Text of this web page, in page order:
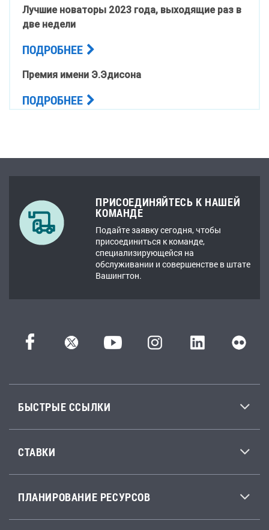
Лучшие новаторы 2023 года, выходящие раз в
две недели
ПОДРОБНЕЕ
Премия имени Э.Эдисона
ПОДРОБНЕЕ
ПРИСОЕДИНЯЙТЕСЬ К НАШЕЙ
КОМАНДЕ
Подайте заявку сегодня, чтобы
присоединиться к команде,
специализирующейся на
обслуживании и совершенстве в штате
Вашингтон.
БЫСТРЫЕ ССЫЛКИ
СТАВКИ
ПЛАНИРОВАНИЕ РЕСУРСОВ